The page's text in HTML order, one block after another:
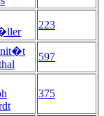
223
597
375